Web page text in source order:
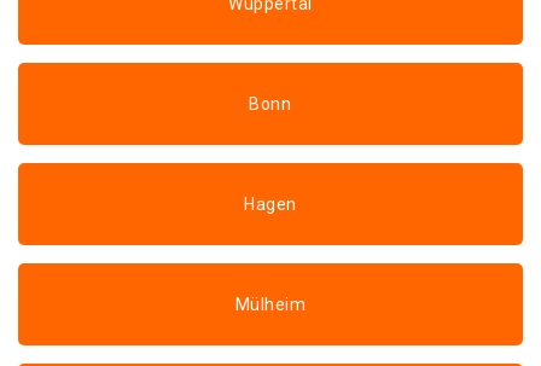
Bonn
Hagen
Mülheim